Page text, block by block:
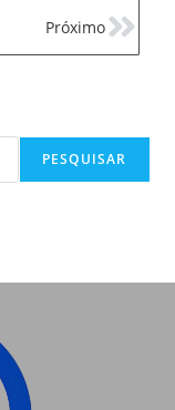
Próximo
PESQUISAR